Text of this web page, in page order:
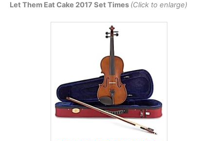
Let Them Eat Cake 2017 Set Times (Click to enlarge)